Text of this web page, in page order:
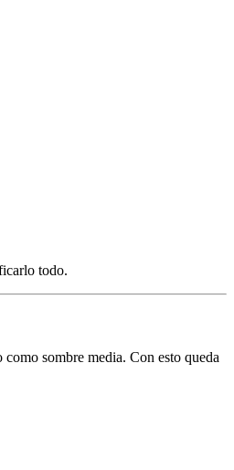
todo.
sombre media. Con esto queda